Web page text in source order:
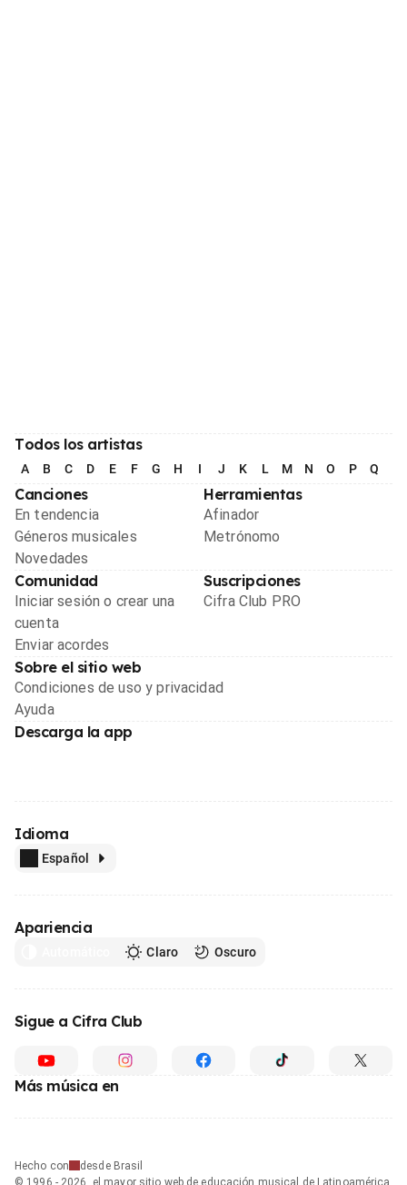
Todos los artistas
A B C D E F G H I J K L M N O P Q
Canciones
En tendencia
Géneros musicales
Novedades
Herramientas
Afinador
Metrónomo
Comunidad
Iniciar sesión o crear una
cuenta
Enviar acordes
Suscripciones
Cifra Club PRO
Sobre el sitio web
Condiciones de uso y privacidad
Ayuda
Descarga la app
Idioma
Español
Apariencia
Claro Oscuro
Sigue a Cifra Club
Más música en
Hecho con
desde Brasil
© 1996 - 2026, el mayor sitio web de educación musical de Latinoamérica